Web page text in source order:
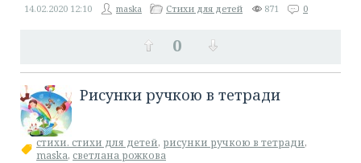
0
14.02.2020 12:10 maska Стихи для детей 871 0
​Рисунки ручкою в тетради
стихи. стихи для детей, рисунки ручкою в тетради,
maska, светлана рожкова